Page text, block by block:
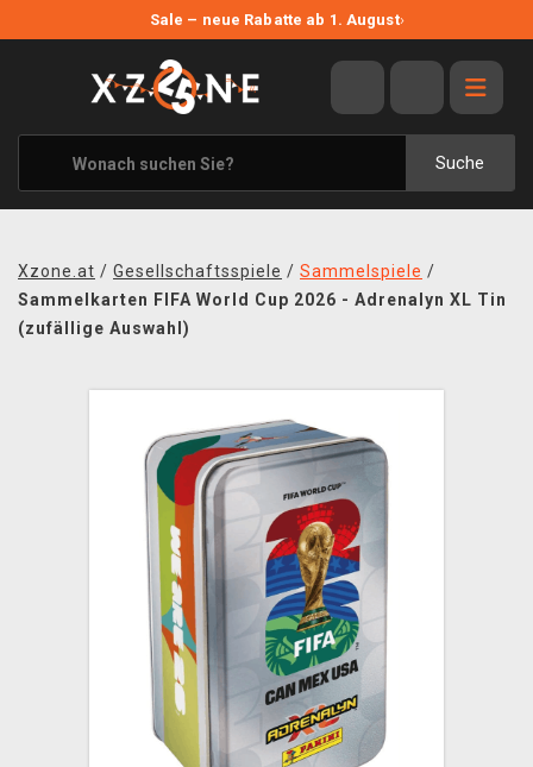
Sale – neue Rabatte ab 1. August›
Suche
ANGEBOTE
ALLE MARKEN
XZONE ORIGINALS
KLEIDUNG & ACCESSOIRES
BÜCHER & COMICS
XZONE CLUB
Xzone.at / Gesellschaftsspiele / Sammelspiele /
Sammelkarten FIFA World Cup 2026 - Adrenalyn XL Tin
(zufällige Auswahl)